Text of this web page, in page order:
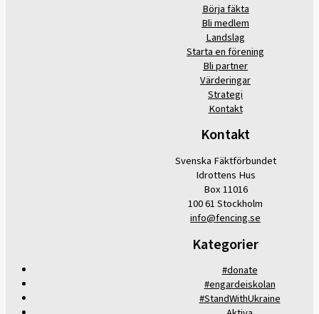
Börja fäkta
Bli medlem
Landslag
Starta en förening
Bli partner
Värderingar
Strategi
Kontakt
Kontakt
Svenska Fäktförbundet
Idrottens Hus
Box 11016
100 61 Stockholm
info@fencing.se
Kategorier
#donate
#engardeiskolan
#StandWithUkraine